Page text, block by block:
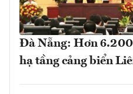
Đà Nẵng: Hơn
hạ tầng cảng biển